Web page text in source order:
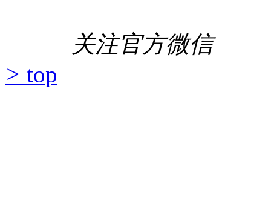
关注官方微信
> top